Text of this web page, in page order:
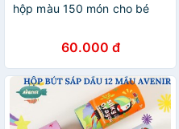
hộp màu 150 món cho bé
60.000 đ